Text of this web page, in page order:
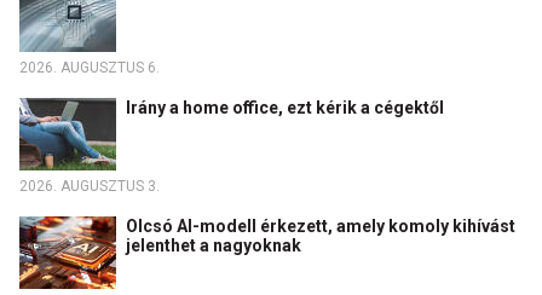
2026. AUGUSZTUS 6.
Irány a home office, ezt kérik a cégektől
2026. AUGUSZTUS 3.
Olcsó AI-modell érkezett, amely komoly kihívást
jelenthet a nagyoknak